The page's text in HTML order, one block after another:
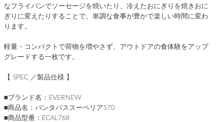
なフライパンでソーセージを焼いたり、冷えたおにぎりを焼きおに
ぎりに変えたりすることで、単調な食事が豊かで楽しい時間に変わ
ります。
軽量・コンパクトで荷物を増やさず、アウトドアの食体験をアップ
グレードする一枚です。
【 SPEC ／製品仕様 】
■ブランド名：EVERNEW
■商品名：パンタパススーペリア570
■商品型番：ECAL768